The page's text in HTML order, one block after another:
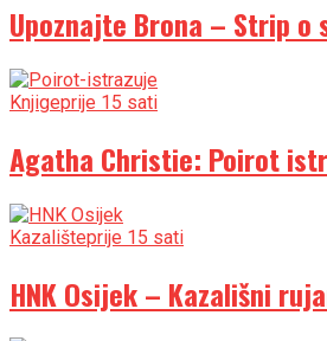
Upoznajte Brona – Strip
Knjigeprije 15 sati
Agatha Christie: Poirot
Kazališteprije 15 sati
HNK Osijek – Kazališni